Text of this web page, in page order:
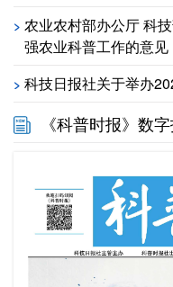
> 农业农村部办公厅 科
强农业科普工作的意见
> 科技日报社关于举办
《科普时报》数